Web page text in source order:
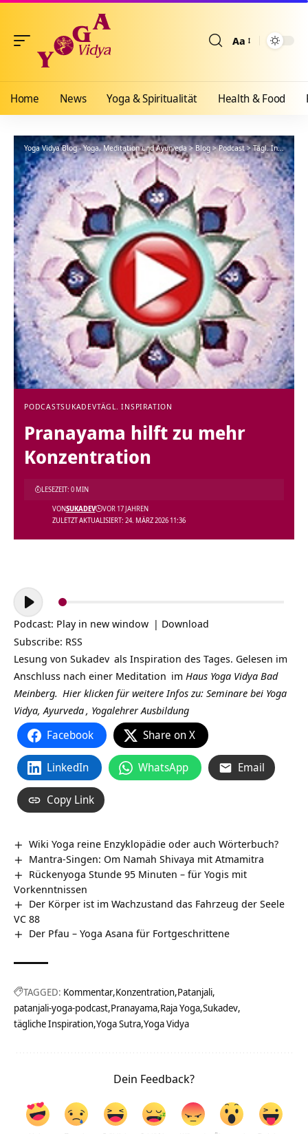
Aa
Home News Yoga & Spiritualität Health & Food
Yoga Vidya Blog - Yoga, Meditation und Ayurveda>Blog>Podcast>Tägl. Inspiration
PODCASTSUKADEVTÄGL. INSPIRATION
Pranayama hilft zu mehr
Konzentration
ZULETZT AKTUALISIERT: 24. MÄRZ 2026 11:36
VONSUKADEV VOR 17 JAHREN
LESEZEIT: 0 MIN
Audio-
Player
Podcast: Play in new window | Download
Subscribe: RSS
Lesung von Sukadev als Inspiration des Tages. Gelesen im
Anschluss nach einer Meditation im Haus Yoga Vidya Bad
Meinberg. Hier klicken für weitere Infos zu: Seminare bei Yoga
Vidya,Ayurveda, Yogalehrer Ausbildung
Facebook Share on X
LinkedIn WhatsApp Email
Copy Link
Wiki Yoga reine Enzyklopädie oder auch Wörterbuch?
Mantra-Singen: Om Namah Shivaya mit Atmamitra
Rückenyoga Stunde 95 Minuten – für Yogis mit
Vorkenntnissen
Der Körper ist im Wachzustand das Fahrzeug der Seele
VC 88
Der Pfau – Yoga Asana für Fortgeschrittene
TAGGED: Kommentar Konzentration Patanjali
patanjali-yoga-podcast Pranayama Raja Yoga Sukadev
tägliche Inspiration Yoga Sutra Yoga Vidya
Dein Feedback?